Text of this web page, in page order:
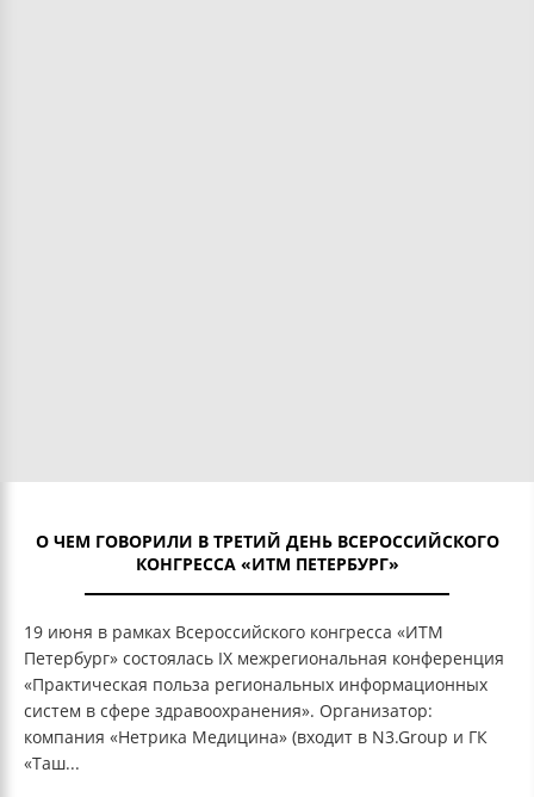
О ЧЕМ ГОВОРИЛИ В ТРЕТИЙ ДЕНЬ ВСЕРОССИЙСКОГО
КОНГРЕССА «ИТМ ПЕТЕРБУРГ»
19 июня в рамках Всероссийского конгресса «ИТМ
Петербург» состоялась IX межрегиональная конференция
«Практическая польза региональных информационных
систем в сфере здравоохранения». Организатор:
компания «Нетрика Медицина» (входит в N3.Group и ГК
«Таш...